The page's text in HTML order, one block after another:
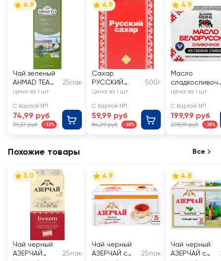
4.9
Чай зеленый
AHMAD TEA
Китайский
25пак
Цена за 1 шт
С Картой №1
74,99 руб
111,57 руб -32%
4.9
Сахар
РУССКИЙ
кусковой
500г
Цена за 1 шт
С Картой №1
59,99 руб
84,29 руб -28%
4.9
Масло
ое ЗЕЛЕНА-
несоленое
82,5%, без змж
Цена за 1 шт
С Картой №1
199,99 руб
278,99 руб -28%
Похожие товары Все
5.0
Чай черный
АЗЕРЧАЙ
25пак
4.9
Чай черный
АЗЕРЧАЙ с
25пак
4.8
Чай черный
АЗЕРЧАЙ с